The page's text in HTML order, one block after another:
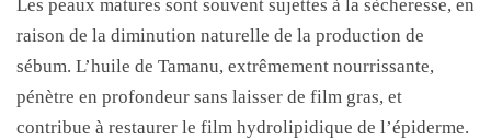
Les peaux matures sont souvent sujettes à la sècheresse, en
raison de la diminution naturelle de la production de
sébum. L’huile de Tamanu, extrêmement nourrissante,
pénètre en profondeur sans laisser de film gras, et
contribue à restaurer le film hydrolipidique de l’épiderme.